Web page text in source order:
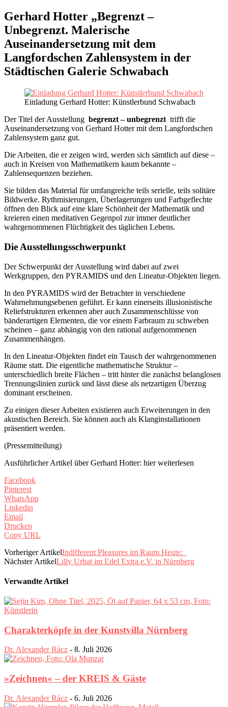
Gerhard Hotter „Begrenzt –
Unbegrenzt. Malerische
Auseinandersetzung mit dem
Langfordschen Zahlensystem in der
Städtischen Galerie Schwabach
Einladung Gerhard Hotter: Künstlerbund Schwabach
Der Titel der Ausstellung begrenzt – unbegrenzt trifft die
Auseinandersetzung von Gerhard Hotter mit dem Langfordschen
Zahlensystem ganz gut.
Die Arbeiten, die er zeigen wird, werden sich sämtlich auf diese –
auch in Kreisen von Mathematikern kaum bekannte –
Zahlensequenzen beziehen.
Sie bilden das Material für umfangreiche teils serielle, teils solitäre
Bildwerke. Rythmisierungen, Überlagerungen und Farbgeflechte
öffnen den Blick auf eine klare Schönheit der Mathematik und
kreieren einen meditativen Gegenpol zur immer deutlicher
wahrgenommenen Flüchtigkeit des täglichen Lebens.
Die Ausstellungsschwerpunkt
Der Schwerpunkt der Ausstellung wird dabei auf zwei
Werkgruppen, den PYRAMIDS und den Lineatur-Objekten liegen.
In den PYRAMIDS wird der Betrachter in verschiedene
Wahrnehmungsebenen geführt. Er kann einerseits illusionistische
Reliefstrukturen erkennen aber auch Zusammenschlüsse von
bänderartigen Elementen, die vor einem Farbraum zu schweben
scheinen – ganz abhängig von den rational aufgenommenen
Zusammenhängen.
In den Lineatur-Objekten findet ein Tausch der wahrgenommenen
Räume statt. Die eigentliche mathematische Struktur –
unterschiedlich breite Flächen – tritt hinter die zunächst belanglosen
Trennungslinien zurück und lässt diese als netzartigen Überzug
dominant erscheinen.
Zu einigen dieser Arbeiten existieren auch Erweiterungen in den
akustischen Bereich. Sie können auch als Klanginstallationen
präsentiert werden.
(Pressemitteilung)
Ausführlicher Artikel über Gerhard Hotter: hier weiterlesen
Facebook
Pinterest
WhatsApp
Linkedin
Email
Drucken
Copy URL
Vorheriger ArtikelIndifferent Pleasures im Raum Heute:_
Nächster ArtikelLilly Urbat im Edel Extra e.V. in Nürnberg
Verwandte Artikel
Charakterköpfe in der Kunstvilla Nürnberg
Dr. Alexander Rácz - 8. Juli 2026
»Zeichnen« – der KREIS & Gäste
Dr. Alexander Rácz - 6. Juli 2026